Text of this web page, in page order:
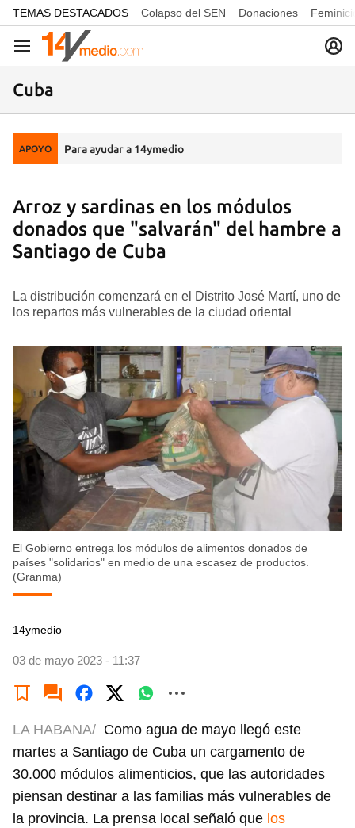
common.go-to-content
TEMAS DESTACADOS Colapso del SEN Donaciones
Navegación
Cuba
APOYO Para ayudar a 14ymedio
Arroz y sardinas en los módulos
donados que "salvarán" del hambre a
Santiago de Cuba
La distribución comenzará en el Distrito José Martí, uno de
los repartos más vulnerables de la ciudad oriental
El Gobierno entrega los módulos de alimentos donados de
países "solidarios" en medio de una escasez de productos.
(Granma)
14ymedio
03 de mayo 2023 - 11:37
LA HABANA/ Como agua de mayo llegó este
martes a Santiago de Cuba un cargamento de
30.000 módulos alimenticios, que las autoridades
piensan destinar a las familias más vulnerables de
la provincia. La prensa local señaló que los